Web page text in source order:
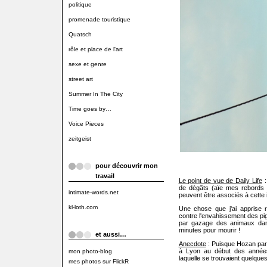
politique
promenade touristique
Quatsch
rôle et place de l'art
sexe et genre
street art
Summer In The City
Time goes by…
Voice Pieces
zeitgeist
pour découvrir mon
travail
intimate-words.net
kl-loth.com
et aussi…
mon photo-blog
mes photos sur FlickR
Le point de vue de Daily Life:
de dégâts (aïe mes rebords
peuvent être associés à cette
Une chose que j'ai apprise
contre l'envahissement des
par gazage des animaux
minutes pour mourir !
Anecdote: Puisque Hozan
à Lyon au début des
laquelle se trouvaient